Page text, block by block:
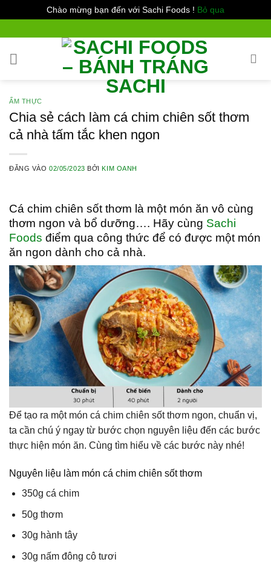
Chào mừng bạn đến với Sachi Foods ! Bỏ qua
nội
ẨM THỰC
Chia sẻ cách làm cá chim chiên sốt thơm
cả nhà tấm tắc khen ngon
ĐĂNG VÀO02/05/2023 BỞIKIM OANH
Cá chim chiên sốt thơm là một món ăn vô cùng
thơm ngon và bổ dưỡng…. Hãy cùng Sachi
Foods điểm qua công thức để có được một món
ăn ngon dành cho cả nhà.
Để tạo ra một món cá chim chiên sốt thơm ngon, chuẩn vị,
ta cần chú ý ngay từ bước chọn nguyên liệu đến các bước
thực hiện món ăn. Cùng tìm hiểu về các bước này nhé!
Nguyên liệu làm món cá chim chiên sốt thơm
350g cá chim
50g thơm
30g hành tây
30g nấm đông cô tươi